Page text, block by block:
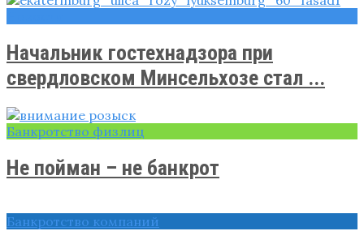
Начальник гостехнадзора при
свердловском Минсельхозе стал ...
Банкротство физлиц
Не пойман – не банкрот
Банкротство компаний